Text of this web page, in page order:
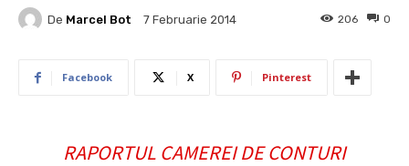
De Marcel Bot 7 Februarie 2014 0
206
Facebook X Pinterest
RAPORTUL CAMEREI DE CONTURI